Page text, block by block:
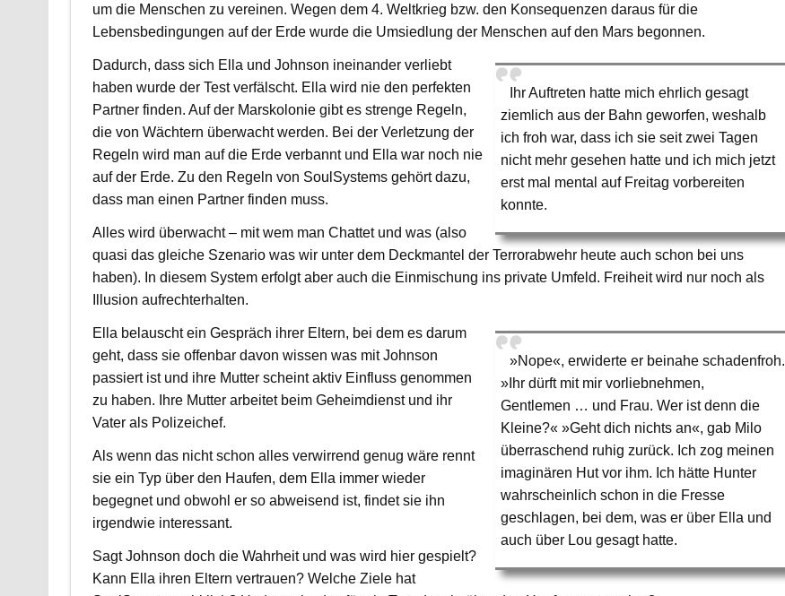
um die Menschen zu vereinen. Wegen dem 4. Weltkrieg bzw. den Konsequenzen daraus für die
Lebensbedingungen auf der Erde wurde die Umsiedlung der Menschen auf den Mars begonnen.
Ihr Auftreten hatte mich ehrlich gesagt
ziemlich aus der Bahn geworfen, weshalb
ich froh war, dass ich sie seit zwei Tagen
nicht mehr gesehen hatte und ich mich jetzt
erst mal mental auf Freitag vorbereiten
konnte.
Dadurch, dass sich Ella und Johnson ineinander verliebt
haben wurde der Test verfälscht. Ella wird nie den perfekten
Partner finden. Auf der Marskolonie gibt es strenge Regeln,
die von Wächtern überwacht werden. Bei der Verletzung der
Regeln wird man auf die Erde verbannt und Ella war noch nie
auf der Erde. Zu den Regeln von SoulSystems gehört dazu,
dass man einen Partner finden muss.
Alles wird überwacht – mit wem man Chattet und was (also
quasi das gleiche Szenario was wir unter dem Deckmantel der Terrorabwehr heute auch schon bei uns
haben). In diesem System erfolgt aber auch die Einmischung ins private Umfeld. Freiheit wird nur noch als
Illusion aufrechterhalten.
»Nope«, erwiderte er beinahe schadenfroh.
»Ihr dürft mit mir vorliebnehmen,
Gentlemen … und Frau. Wer ist denn die
Kleine?« »Geht dich nichts an«, gab Milo
überraschend ruhig zurück. Ich zog meinen
imaginären Hut vor ihm. Ich hätte Hunter
wahrscheinlich schon in die Fresse
geschlagen, bei dem, was er über Ella und
auch über Lou gesagt hatte.
Ella belauscht ein Gespräch ihrer Eltern, bei dem es darum
geht, dass sie offenbar davon wissen was mit Johnson
passiert ist und ihre Mutter scheint aktiv Einfluss genommen
zu haben. Ihre Mutter arbeitet beim Geheimdienst und ihr
Vater als Polizeichef.
Als wenn das nicht schon alles verwirrend genug wäre rennt
sie ein Typ über den Haufen, dem Ella immer wieder
begegnet und obwohl er so abweisend ist, findet sie ihn
irgendwie interessant.
Sagt Johnson doch die Wahrheit und was wird hier gespielt?
Kann Ella ihren Eltern vertrauen? Welche Ziele hat